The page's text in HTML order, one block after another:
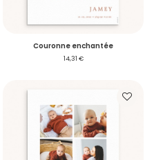
compte
Couronne enchantée
14,31 €